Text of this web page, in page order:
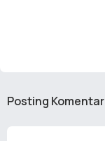
Posting Komentar